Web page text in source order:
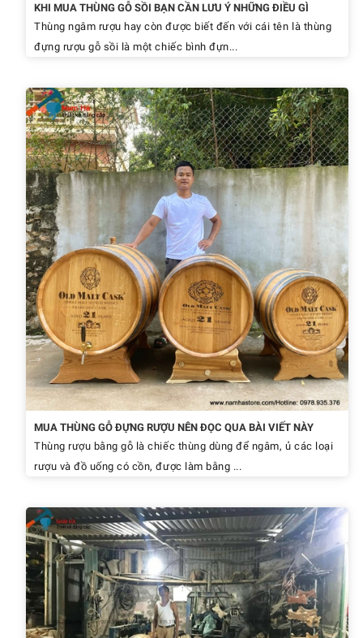
KHI MUA THÙNG GỖ SỒI BẠN CẦN LƯU Ý NHỮNG ĐIỀU GÌ
Thùng ngâm rượu hay còn được biết đến với cái tên là thùng
đựng rượu gỗ sồi là một chiếc bình đựn...
MUA THÙNG GỖ ĐỰNG RƯỢU NÊN ĐỌC QUA BÀI VIẾT NÀY
Thùng rượu bằng gỗ là chiếc thùng dùng để ngâm, ủ các loại
rượu và đồ uống có cồn, được làm bằng ...